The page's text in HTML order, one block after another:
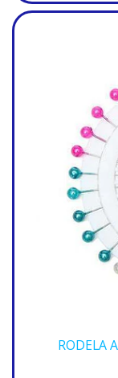
RODELA